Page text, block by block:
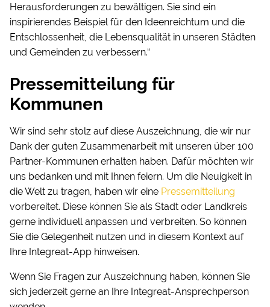
Herausforderungen zu bewältigen. Sie sind ein
inspirierendes Beispiel für den Ideenreichtum und die
Entschlossenheit, die Lebensqualität in unseren Städten
und Gemeinden zu verbessern.“
Pressemitteilung für
Kommunen
Wir sind sehr stolz auf diese Auszeichnung, die wir nur
Dank der guten Zusammenarbeit mit unseren über 100
Partner-Kommunen erhalten haben. Dafür möchten wir
uns bedanken und mit Ihnen feiern. Um die Neuigkeit in
die Welt zu tragen, haben wir eine Pressemitteilung
vorbereitet. Diese können Sie als Stadt oder Landkreis
gerne individuell anpassen und verbreiten. So können
Sie die Gelegenheit nutzen und in diesem Kontext auf
Ihre Integreat-App hinweisen.
Wenn Sie Fragen zur Auszeichnung haben, können Sie
sich jederzeit gerne an Ihre Integreat-Ansprechperson